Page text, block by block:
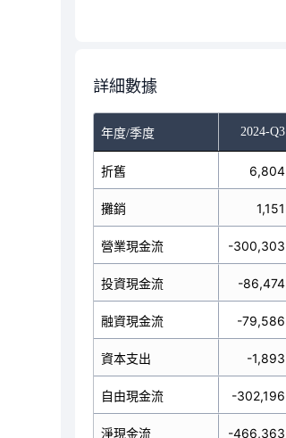
詳細數據
年度/季度
2024-Q2 2024-Q3
折舊
攤銷
營業現金流
投資現金流
融資現金流
資本支出
自由現金流
淨現金流
5,859 6,804
1,151
-128,848 -300,303
314,095 -86,474
-8,420 -79,586
-507 -1,893
-129,355 -302,196
176,827 -466,363